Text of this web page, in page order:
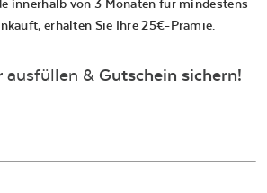
innerhalb von 3 Monaten für mindestens
erhalten Sie Ihre 25€-Prämie.
ausfüllen & Gutschein sichern!